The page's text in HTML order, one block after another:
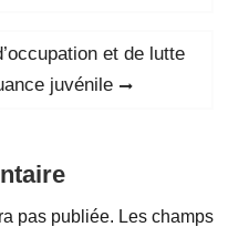
et de lutte
juvénile
pas publiée. Les champs